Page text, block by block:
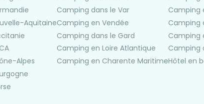
Aquitaine
Alpes
Camping dans le Var
Camping en Vendée
Camping dans le Gard
Camping en Loire Atlantique
Camping en Charente Maritime
Camping
Camping
Camping
Camping
Hôtel en